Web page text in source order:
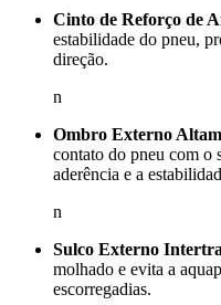
Cinto de Reforço de
estabilidade do pneu,
direção.
n
Ombro Externo
contato do pneu com o
aderência e a
n
Sulco Externo
molhado e evita a
escorregadias.